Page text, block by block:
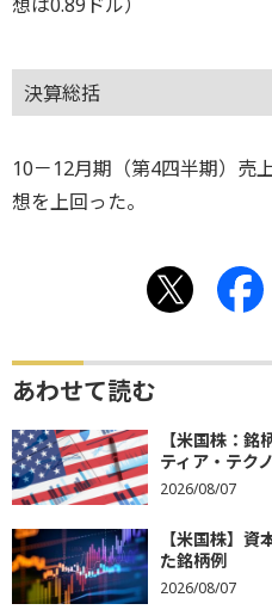
決算総括
10－12月期（第4四半期）売
想を上回った。
あわせて読む
【米国株：
ティア・テク
2026/08/07
【米国株】
た銘柄例
2026/08/07